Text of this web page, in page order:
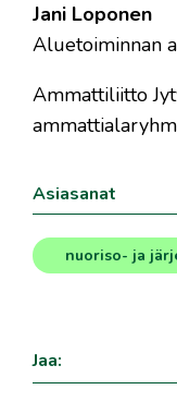
Jani Loponen
Aluetoiminnan
Ammattiliitto
Asiasanat
nuoriso- ja
Jaa: